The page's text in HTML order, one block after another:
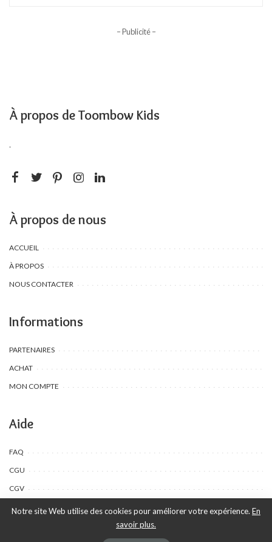
– Publicité –
À propos de Toombow Kids
.
À propos de nous
ACCUEIL
À PROPOS
NOUS CONTACTER
Informations
PARTENAIRES
ACHAT
MON COMPTE
Aide
FAQ
CGU
CGV
©Toombow Kids, 2022 - 2024 - Tous droits réservés | Créé par Ewing
Notre site Web utilise des cookies pour améliorer votre expérience. En
savoir plus.